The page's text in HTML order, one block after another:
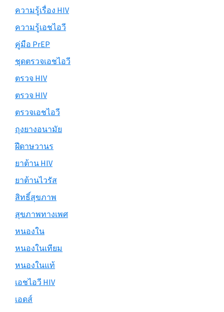
ความรู้เรื่อง HIV
ความรู้เอชไอวี
คู่มือ PrEP
ชุดตรวจเอชไอวี
ตรวจ HIV
ตรวจ HIV
ตรวจเอชไอวี
ถุงยางอนามัย
ฝีดาษวานร
ยาต้าน HIV
ยาต้านไวรัส
สิทธิ์สุขภาพ
สุขภาพทางเพศ
หนองใน
หนองในเทียม
หนองในแท้
เอชไอวี HIV
เอดส์